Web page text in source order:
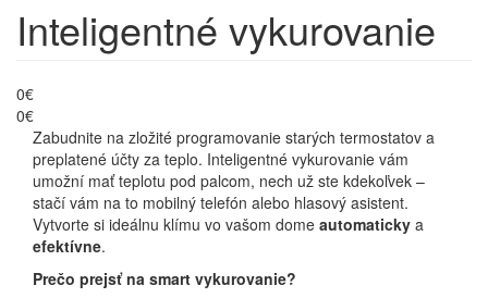
Inteligentné vykurovanie
0€
0€
Zabudnite na zložité programovanie starých termostatov a
preplatené účty za teplo. Inteligentné vykurovanie vám
umožní mať teplotu pod palcom, nech už ste kdekoľvek –
stačí vám na to mobilný telefón alebo hlasový asistent.
Vytvorte si ideálnu klímu vo vašom dome automaticky a
efektívne.
Prečo prejsť na smart vykurovanie?